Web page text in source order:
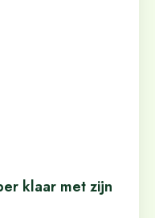
klaar met zijn